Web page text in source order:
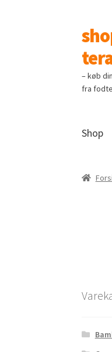
Spring
til
Spring
til
indhold
– køb
fra
Shop